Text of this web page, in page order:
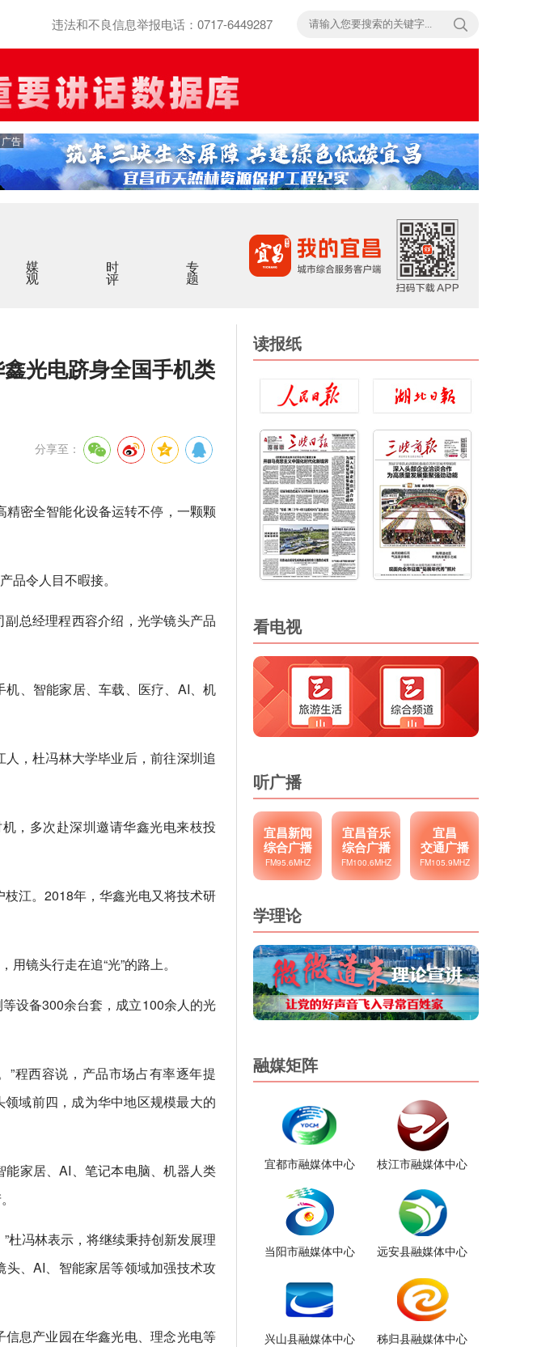
违法和不良信息举报电话：0717-6449287
广告
媒观 时评 专题
光电跻身全国手机类
分享至：
密全智能化设备运转不停，一颗颗
品令人目不暇接。
总经理程西容介绍，光学镜头产品
、智能家居、车载、医疗、AI、机
，杜冯林大学毕业后，前往深圳追
，多次赴深圳邀请华鑫光电来枝投
江。2018年，华鑫光电又将技术研
镜头行走在追“光”的路上。
设备300余台套，成立100余人的光
”程西容说，产品市场占有率逐年提
域前四，成为华中地区规模最大的
家居、AI、笔记本电脑、机器人类
杜冯林表示，将继续秉持创新发展理
、AI、智能家居等领域加强技术攻
息产业园在华鑫光电、理念光电等
读报纸
看电视
听广播
宜昌新闻
综合广播
FM95.6MHZ
宜昌音乐
综合广播
FM100.6MHZ
宜昌
交通广播
FM105.9MHZ
学理论
融媒矩阵
宜都市融媒体中心 枝江市融媒体中心
当阳市融媒体中心 远安县融媒体中心
兴山县融媒体中心 秭归县融媒体中心